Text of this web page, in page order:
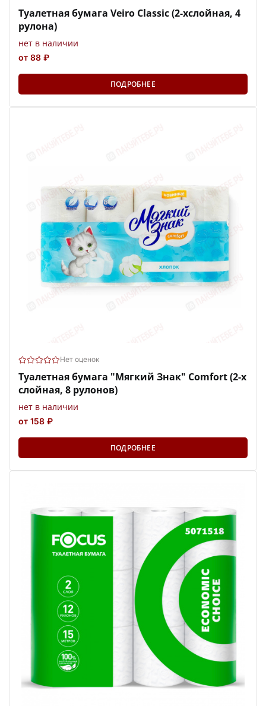
Туалетная бумага Veiro Classic (2-хслойная, 4
рулона)
нет в наличии
от 88 ₽
ПОДРОБНЕЕ
Нет оценок
Туалетная бумага "Мягкий Знак" Comfort (2-х
слойная, 8 рулонов)
нет в наличии
от 158 ₽
ПОДРОБНЕЕ